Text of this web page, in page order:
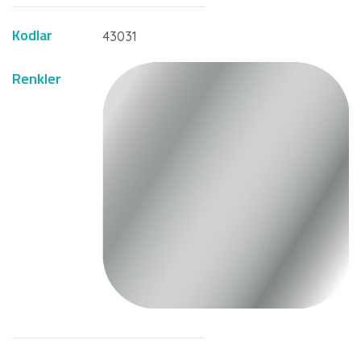
Kodlar 43031
Renkler